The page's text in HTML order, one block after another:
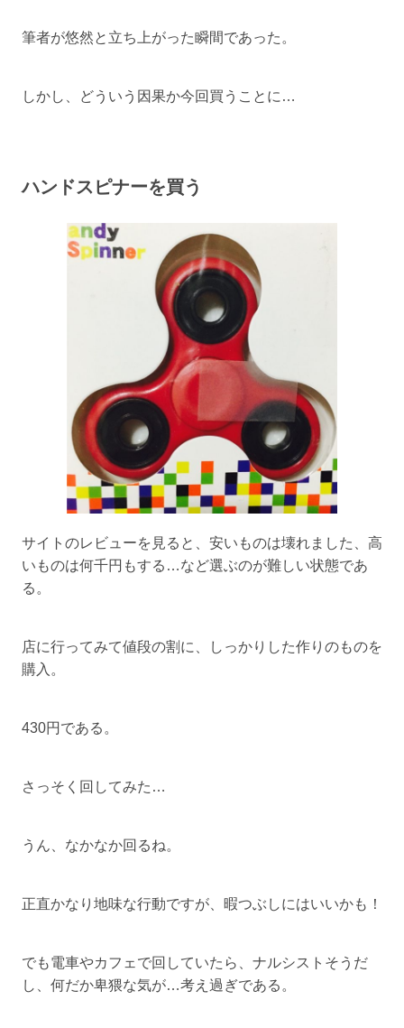
筆者が悠然と立ち上がった瞬間であった。
しかし、どういう因果か今回買うことに…
ハンドスピナーを買う
サイトのレビューを見ると、安いものは壊れました、高
いものは何千円もする…など選ぶのが難しい状態であ
る。
店に行ってみて値段の割に、しっかりした作りのものを
購入。
430円である。
さっそく回してみた…
うん、なかなか回るね。
正直かなり地味な行動ですが、暇つぶしにはいいかも！
でも電車やカフェで回していたら、ナルシストそうだ
し、何だか卑猥な気が…考え過ぎである。